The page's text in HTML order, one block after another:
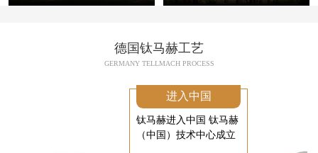
德国钛马赫工艺
GERMANY TELLMACH PROCESS
进入中国
钛马赫进入中国 钛马赫
（中国）技术中心成立